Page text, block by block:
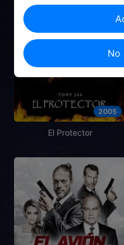
2005
El Protector
No